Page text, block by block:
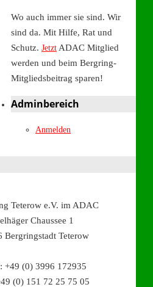
Wo auch immer sie sind. Wir
sind da. Mit Hilfe, Rat und
Schutz. Jetzt ADAC Mitglied
werden und beim Bergring-
Mitgliedsbeitrag sparen!
Adminbereich
Anmelden
Teterow e.V. im ADAC
Chaussee 1
Bergringstadt Teterow
+49 (0) 3996 172935
(0) 151 72 25 75 05